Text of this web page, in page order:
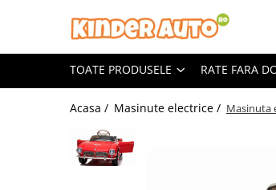
Toate Produsele
Produse in stoc
Masinute electrice
Motociclete electrice
ATV & UTV Electrice
Vehicule electrice adulti
TOATE PRODUSELE RATE FARA
Acasa / Masinute electrice / Masinuta